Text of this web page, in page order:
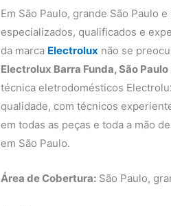
Em São Paulo, grande São Paulo
especializados, qualificados e
da marca Electrolux não se
Electrolux Barra Funda, São Paulo
técnica eletrodomésticos
qualidade, com técnicos
em todas as peças e toda a mão
em São Paulo.
Área de Cobertura: São Paulo,